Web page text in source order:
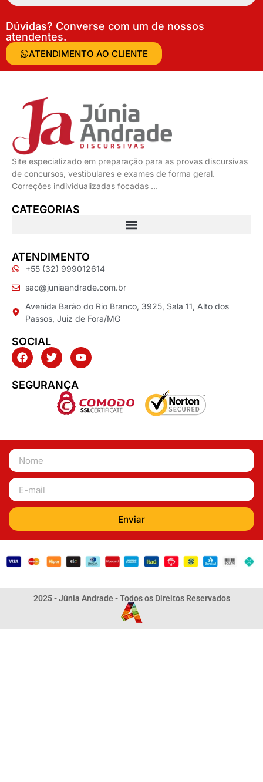
Dúvidas? Converse com um de nossos
atendentes.
ATENDIMENTO AO CLIENTE
Site especializado em preparação para as provas discursivas
de concursos, vestibulares e exames de forma geral.
Correções individualizadas focadas …
CATEGORIAS
ATENDIMENTO
+55 (32) 999012614
sac@juniaandrade.com.br
Avenida Barão do Rio Branco, 3925, Sala 11, Alto dos
Passos, Juiz de Fora/MG
SOCIAL
SEGURANÇA
Enviar
2025 - Júnia Andrade - Todos os Direitos Reservados